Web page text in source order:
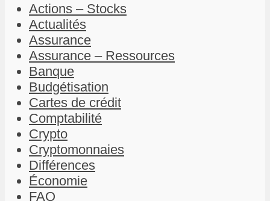
Actions – Stocks
Actualités
Assurance
Assurance – Ressources
Banque
Budgétisation
Cartes de crédit
Comptabilité
Crypto
Cryptomonnaies
Différences
Économie
FAQ